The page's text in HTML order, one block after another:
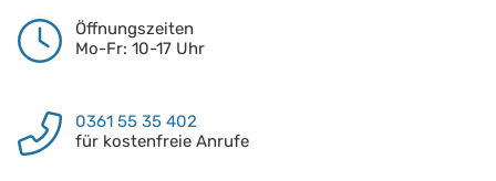
Öffnungszeiten
Mo-Fr: 10-17 Uhr
0361 55 35 402
für kostenfreie Anrufe